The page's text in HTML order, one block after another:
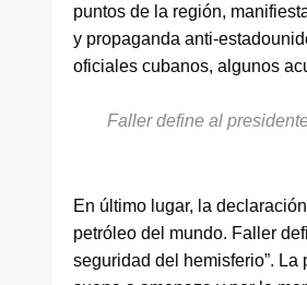
puntos de la región,
y propaganda anti-
oficiales cubanos, algunos
Faller define al
En último lugar, la
petróleo del mundo. Faller
seguridad del hemisferio”.